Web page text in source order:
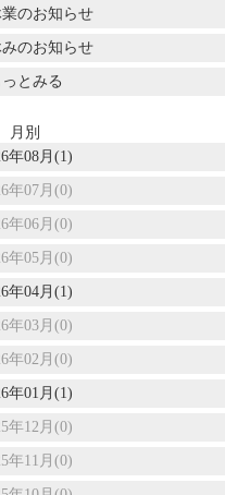
のお知らせ
みのお知らせ
っとみる
月別
年08月(1)
年07月(0)
年06月(0)
年05月(0)
年04月(1)
年03月(0)
年02月(0)
年01月(1)
年12月(0)
年11月(0)